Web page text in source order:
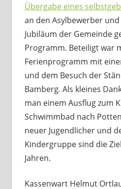
Übergabe eines
an den Asylbewerber
Jubiläum der Gemeinde
Programm. Beteiligt war
Ferienprogramm mit
und dem Besuch der
Bamberg. Als kleines
man einem Ausflug zum
Schwimmbad nach
neuer Jugendlicher und
Kindergruppe sind die
Jahren.
Kassenwart Helmut